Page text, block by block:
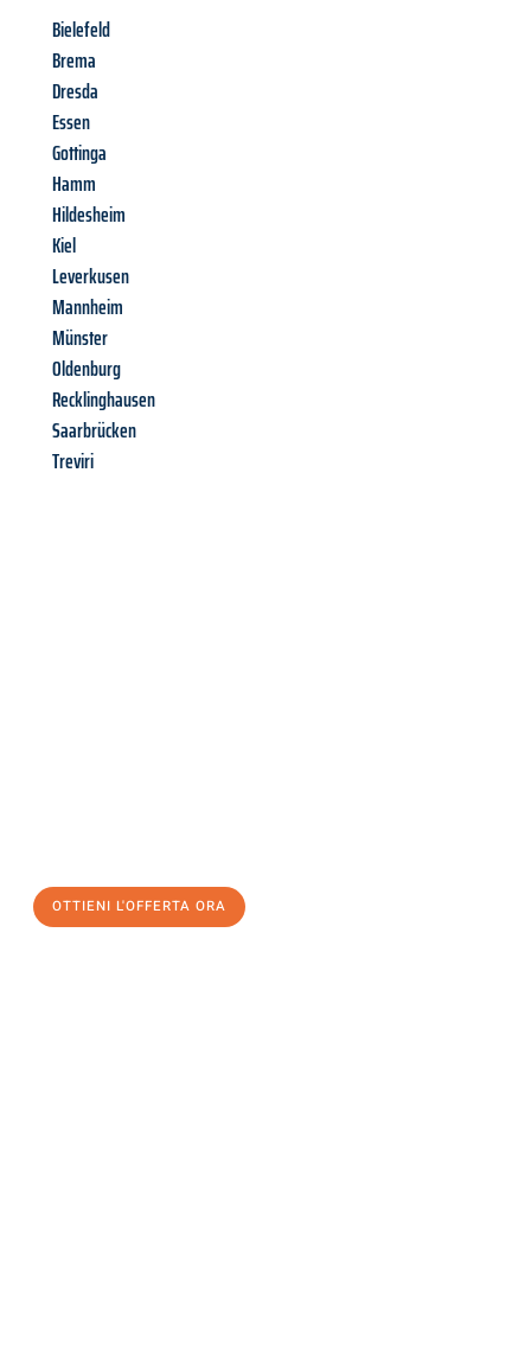
Bielefeld
Brema
Dresda
Essen
Gottinga
Hamm
Hildesheim
Kiel
Leverkusen
Mannheim
Münster
Oldenburg
Recklinghausen
Saarbrücken
Treviri
OTTIENI L'OFFERTA ORA